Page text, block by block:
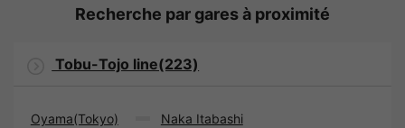
Recherche par gares à proximité
Tobu-Tojo line(223)
Oyama(Tokyo) Naka Itabashi